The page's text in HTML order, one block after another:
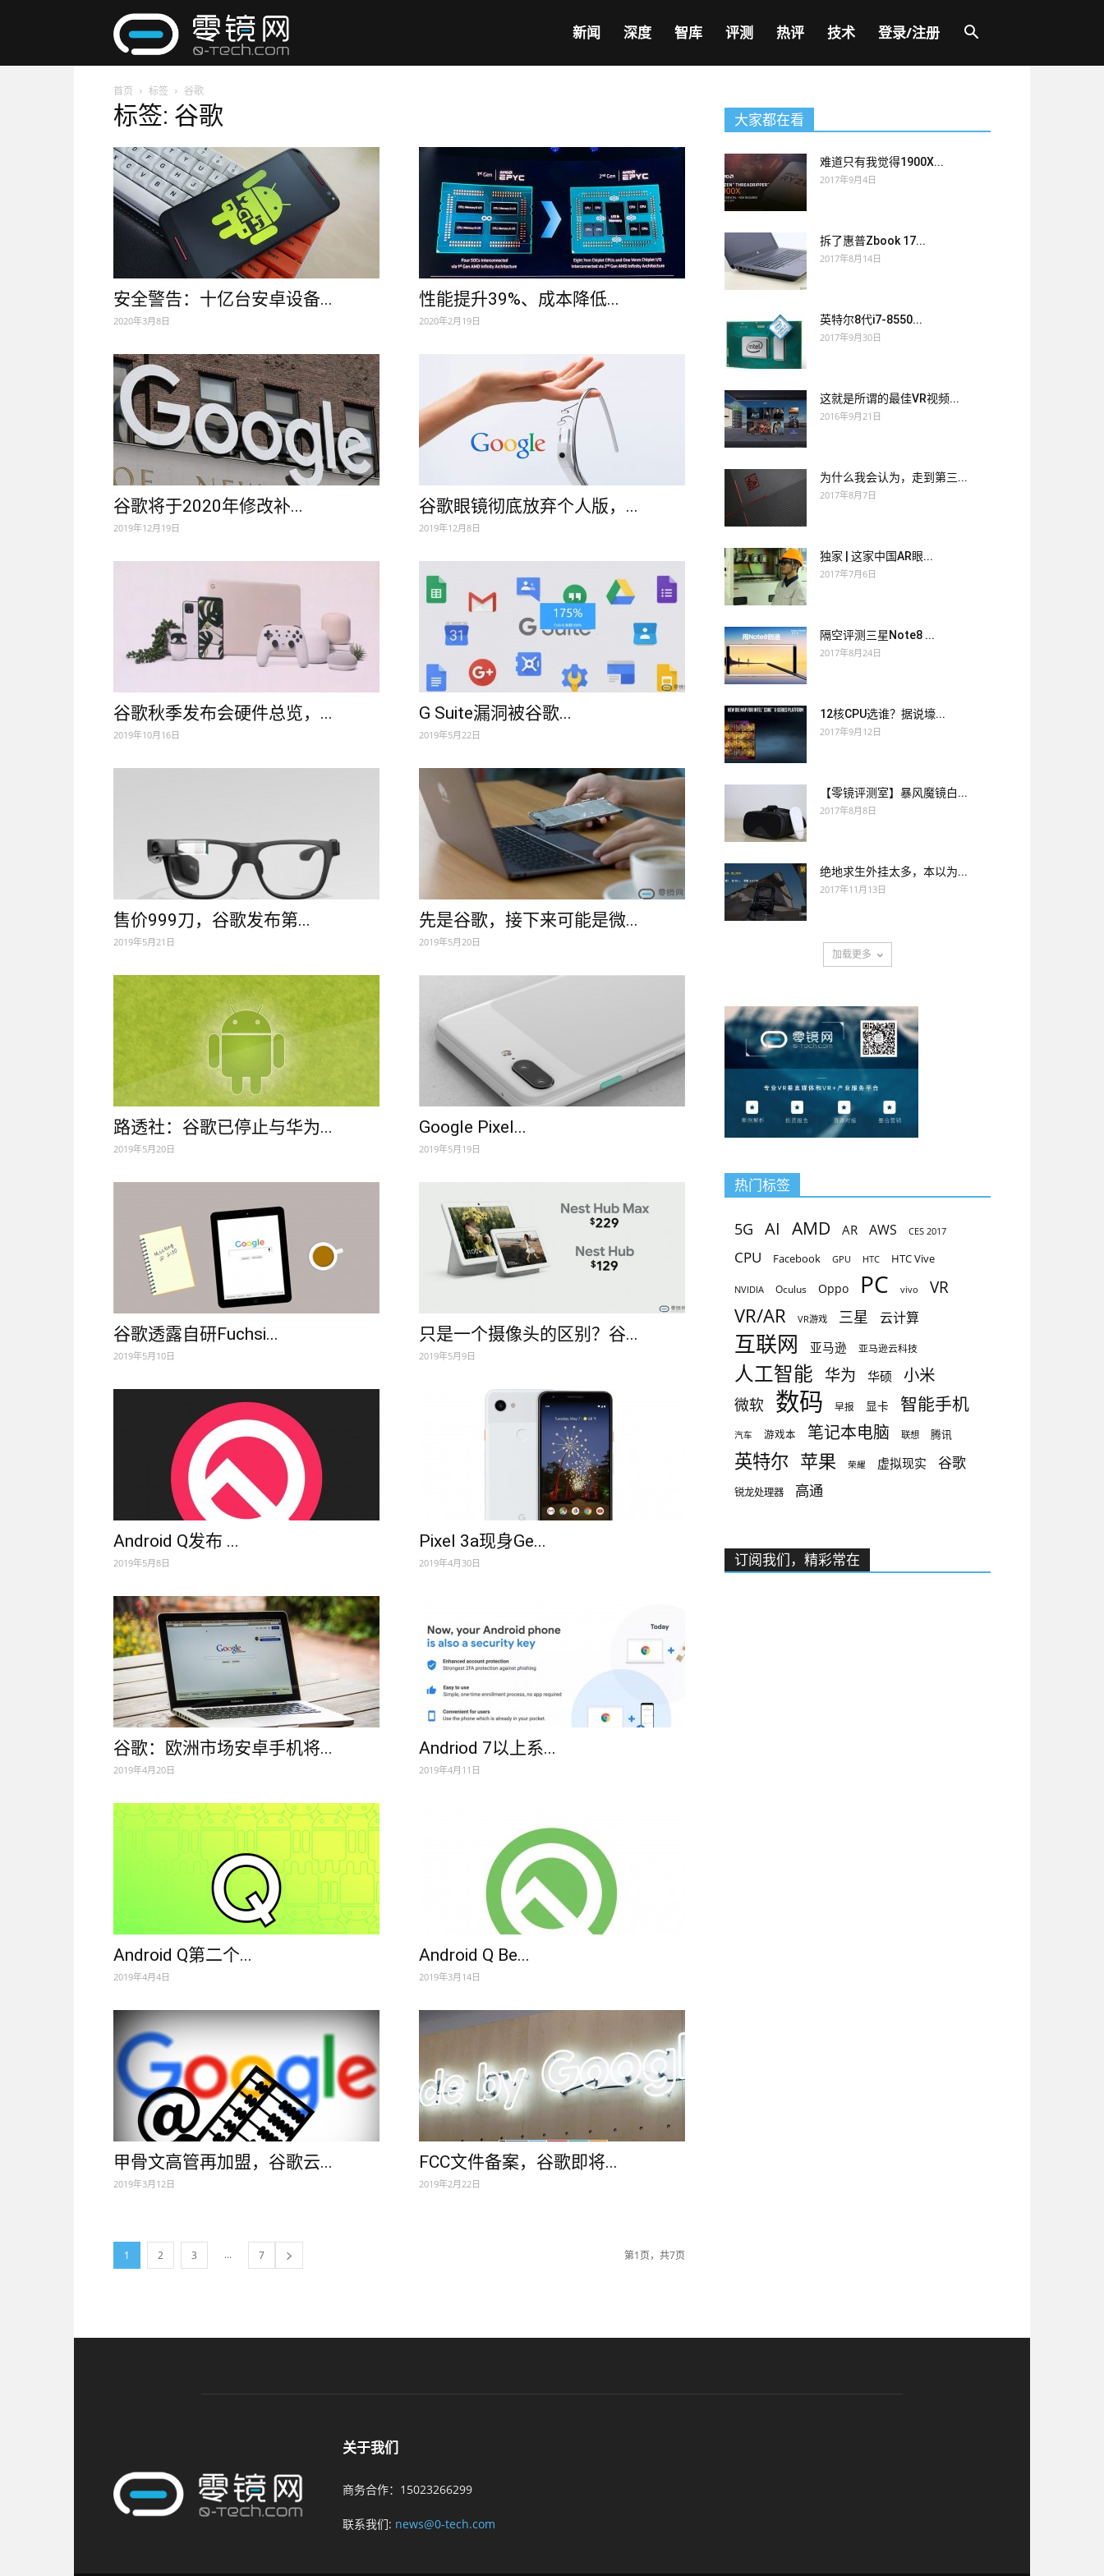
网
新闻 深度 智库 评测 热评 技术 登录/注册
首页 标签 谷歌
标签: 谷歌
安全警告：十亿台安卓设备...
2020年3月8日
性能提升39%、成本降低...
2020年2月19日
谷歌将于2020年修改补...
2019年12月19日
谷歌眼镜彻底放弃个人版，...
2019年12月8日
谷歌秋季发布会硬件总览，...
2019年10月16日
G Suite漏洞被谷歌...
2019年5月22日
售价999刀，谷歌发布第...
2019年5月21日
先是谷歌，接下来可能是微...
2019年5月20日
路透社：谷歌已停止与华为...
2019年5月20日
Google Pixel...
2019年5月19日
谷歌透露自研Fuchsi...
2019年5月10日
只是一个摄像头的区别？谷...
2019年5月9日
Android Q发布 ...
2019年5月8日
Pixel 3a现身Ge...
2019年4月30日
谷歌：欧洲市场安卓手机将...
2019年4月20日
Andriod 7以上系...
2019年4月11日
Android Q第二个...
2019年4月4日
Android Q Be...
2019年3月14日
甲骨文高管再加盟，谷歌云...
2019年3月12日
FCC文件备案，谷歌即将...
2019年2月22日
1 2 3 ... 7 第1页，共7页
大家都在看
难道只有我觉得1900X...
2017年9月4日
拆了惠普Zbook 17...
2017年8月14日
英特尔8代i7-8550...
2017年9月30日
这就是所谓的最佳VR视频...
2016年9月21日
为什么我会认为，走到第三...
2017年8月7日
独家 | 这家中国AR眼...
2017年7月6日
隔空评测三星Note8 ...
2017年8月24日
12核CPU选谁？据说壕...
2017年9月12日
【零镜评测室】暴风魔镜白...
2017年8月8日
绝地求生外挂太多，本以为...
2017年11月13日
加载更多
热门标签
5G AI AMD AR AWS CES 2017
CPU Facebook GPU HTC HTC Vive
NVIDIA Oculus Oppo PC vivo VR
VR/AR VR游戏 三星 云计算
互联网 亚马逊 亚马逊云科技
人工智能 华为 华硕 小米
微软 数码 早报 显卡 智能手机
汽车 游戏本 笔记本电脑 联想 腾讯
英特尔 苹果 荣耀 虚拟现实 谷歌
锐龙处理器 高通
订阅我们，精彩常在
关于我们
商务合作：15023266299
联系我们: news@0-tech.com